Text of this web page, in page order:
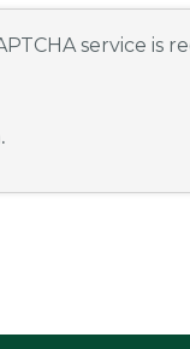
service